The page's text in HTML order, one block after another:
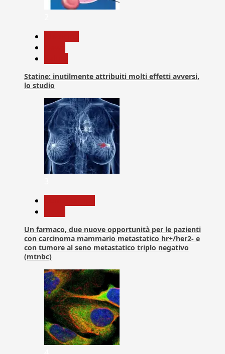
Statine: inutilmente attribuiti molti effetti avversi,
lo studio
Un farmaco, due nuove opportunità per le pazienti
con carcinoma mammario metastatico hr+/her2- e
con tumore al seno metastatico triplo negativo
(mtnbc)